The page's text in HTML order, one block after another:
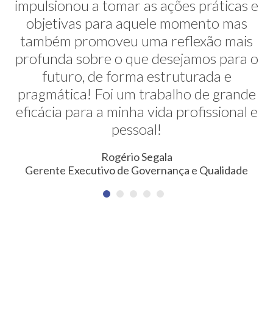
impulsionou a tomar as ações práticas e
objetivas para aquele momento mas
também promoveu uma reflexão mais
profunda sobre o que desejamos para o
futuro, de forma estruturada e
pragmática! Foi um trabalho de grande
eficácia para a minha vida profissional e
pessoal!
Rogério Segala
Gerente Executivo de Governança e Qualidade
muito sútil e elegante. Hoje exerço uma
profissão nunca pensada antes. Meus
agradecimentos!
Erica Rodrigues
Consultora em Qualidade, Meio Ambiente, Saúde e
Segurança do Trabalho